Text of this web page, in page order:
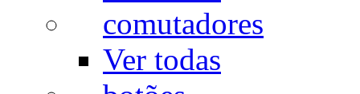
comutadores
Ver todas